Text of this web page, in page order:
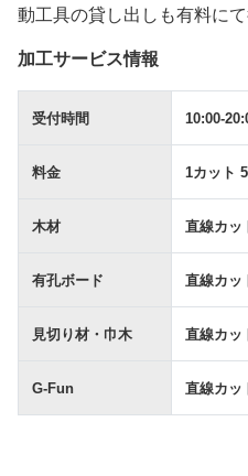
動工具の貸し出しも有料にて
加工サービス情報
受付時間 10:00-
料金 1カット
木材 直線カッ
有孔ボード 直線カッ
⾒切り材・⼱⽊ 直線カッ
G-Fun 直線カッ